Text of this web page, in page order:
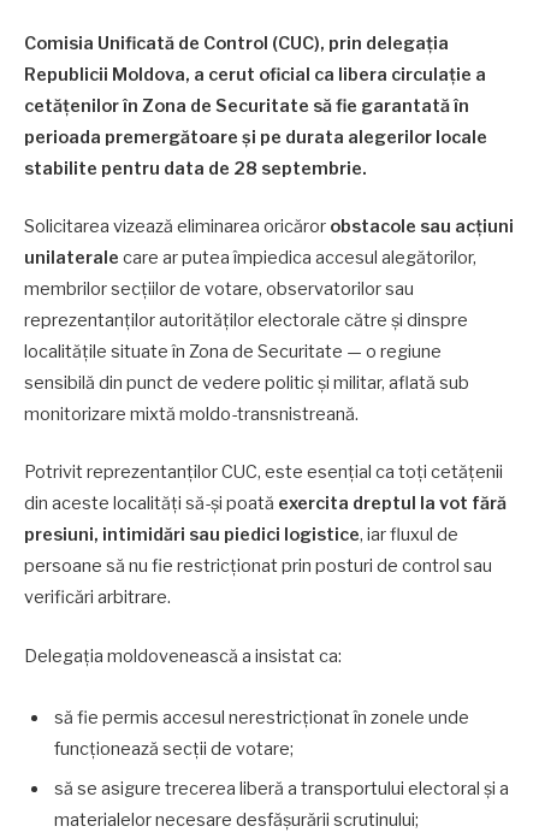
Comisia Unificată de Control (CUC), prin delegația
Republicii Moldova, a cerut oficial ca libera circulație a
cetățenilor în Zona de Securitate să fie garantată în
perioada premergătoare și pe durata alegerilor locale
stabilite pentru data de 28 septembrie.
Solicitarea vizează eliminarea oricăror obstacole sau acțiuni
unilaterale care ar putea împiedica accesul alegătorilor,
membrilor secțiilor de votare, observatorilor sau
reprezentanților autorităților electorale către și dinspre
localitățile situate în Zona de Securitate — o regiune
sensibilă din punct de vedere politic și militar, aflată sub
monitorizare mixtă moldo-transnistreană.
Potrivit reprezentanților CUC, este esențial ca toți cetățenii
din aceste localități să-și poată exercita dreptul la vot fără
presiuni, intimidări sau piedici logistice, iar fluxul de
persoane să nu fie restricționat prin posturi de control sau
verificări arbitrare.
Delegația moldovenească a insistat ca:
să fie permis accesul nerestricționat în zonele unde
funcționează secții de votare;
să se asigure trecerea liberă a transportului electoral și a
materialelor necesare desfășurării scrutinului;